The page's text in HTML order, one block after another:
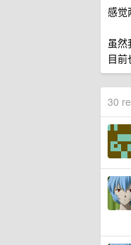
感觉
虽
目前
30